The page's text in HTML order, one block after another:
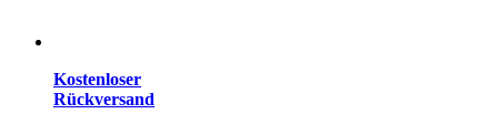
Kostenloser
Rückversand